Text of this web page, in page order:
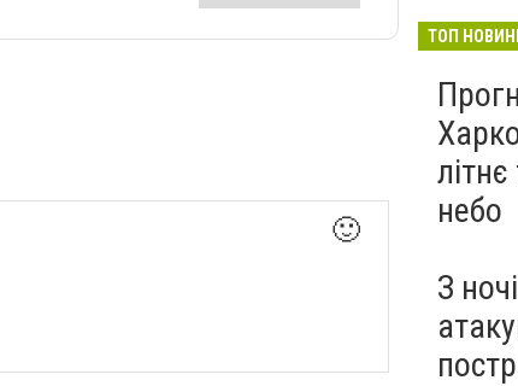
🙂
ТОП
небо
З